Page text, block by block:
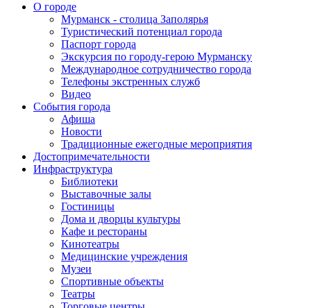
О городе
Мурманск - столица Заполярья
Туристический потенциал города
Паспорт города
Экскурсия по городу-герою Мурманску
Международное сотрудничество города
Телефоны экстренных служб
Видео
События города
Афиша
Новости
Традиционные ежегодные мероприятия
Достопримечательности
Инфраструктура
Библиотеки
Выставочные залы
Гостиницы
Дома и дворцы культуры
Кафе и рестораны
Кинотеатры
Медицинские учреждения
Музеи
Спортивные объекты
Театры